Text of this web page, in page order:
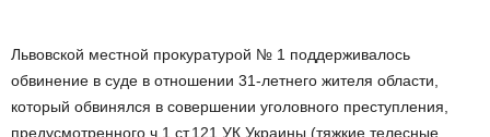
Львовской местной прокуратурой № 1 поддерживалось
обвинение в суде в отношении 31-летнего жителя области,
который обвинялся в совершении уголовного преступления,
предусмотренного ч.1 ст.121 УК Украины (тяжкие телесные